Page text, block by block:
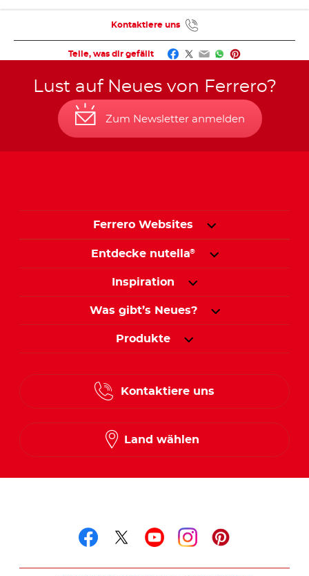
Teile, was dir gefällt Facebook
Twitter
EmailWhatsApp
Pinterest
Kontaktiere uns
Lust auf Neues von Ferrero?
Zum Newsletter anmelden
Ferrero Websites
Entdecke nutella®
Inspiration
Was gibt’s Neues?
Produkte
Kontaktiere uns
Land wählen